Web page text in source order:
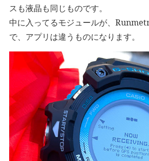
スも液晶も同じものです。
中に入ってるモジュールが、
で、アプリは違うものになります。